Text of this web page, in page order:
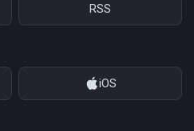
RSS
iOS